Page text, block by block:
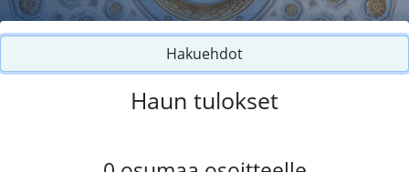
Hakuehdot
Haun tulokset